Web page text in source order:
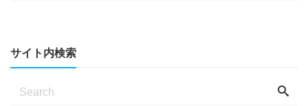
サイト内検索